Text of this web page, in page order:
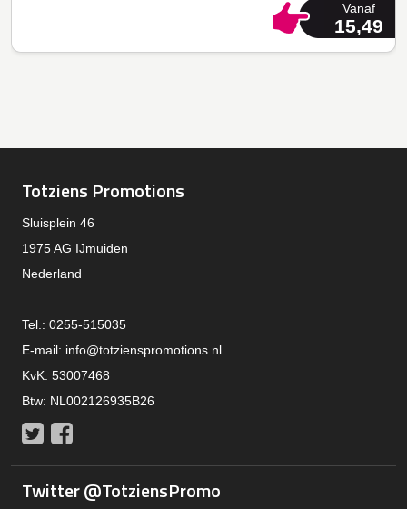
Vanaf
15,49
Totziens Promotions
Sluisplein 46
1975 AG IJmuiden
Nederland
Tel.: 0255-515035
E-mail: info@totzienspromotions.nl
KvK: 53007468
Btw: NL002126935B26
Twitter
Twitter @TotziensPromo